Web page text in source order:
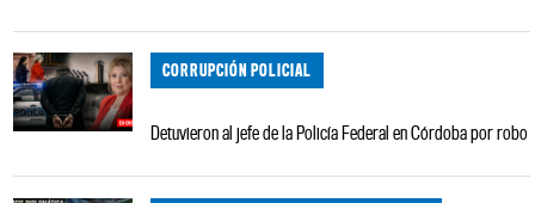
CORRUPCIÓN POLICIAL
Detuvieron al jefe de la Policía Federal en Córdoba por robo